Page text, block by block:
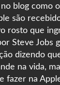
blog como
são
rosto que
Steve Jobs
dizendo
na vida,
fazer na